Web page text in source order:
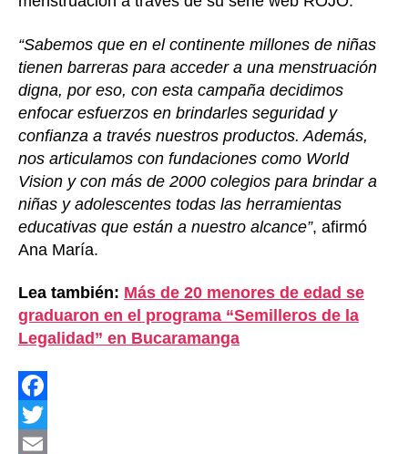
“Sabemos que en el continente millones de niñas
tienen barreras para acceder a una menstruación
digna, por eso, con esta campaña decidimos
enfocar esfuerzos en brindarles seguridad y
confianza a través nuestros productos. Además,
nos articulamos con fundaciones como World
Vision y con más de 2000 colegios para brindar a
niñas y adolescentes todas las herramientas
educativas que están a nuestro alcance”, afirmó
Ana María.
Lea también: Más de 20 menores de edad se
graduaron en el programa “Semilleros de la
Legalidad” en Bucaramanga
F
a
T